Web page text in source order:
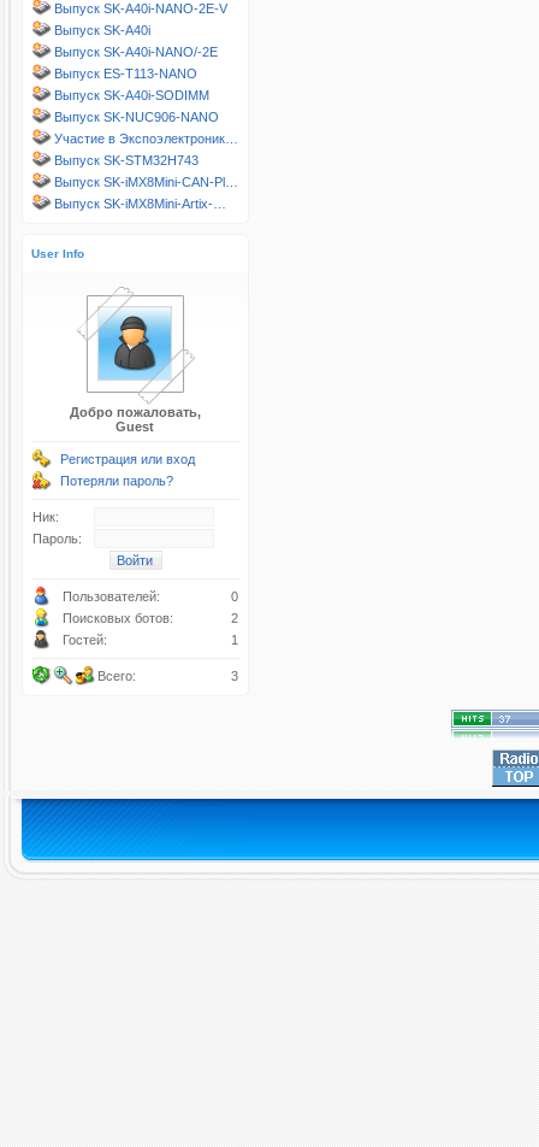
Выпуск SK-A40i-NANO-2E-V
Выпуск SK-A40i
Выпуск SK-A40i-NANO/-2E
Выпуск ES-T113-NANO
Выпуск SK-A40i-SODIMM
Выпуск SK-NUC906-NANO
Участие в Экспоэлектроник…
Выпуск SK-STM32H743
Выпуск SK-iMX8Mini-CAN-Pl…
Выпуск SK-iMX8Mini-Artix-…
User Info
Добро пожаловать,
Guest
Регистрация или вход
Потеряли пароль?
Ник:
Пароль:
Пользователей:
0
Поисковых ботов:
2
Гостей:
1
Всего: 3